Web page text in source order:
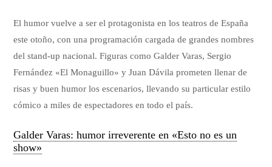
El humor vuelve a ser el protagonista en los teatros de España
este otoño, con una programación cargada de grandes nombres
del stand-up nacional. Figuras como Galder Varas, Sergio
Fernández «El Monaguillo» y Juan Dávila prometen llenar de
risas y buen humor los escenarios, llevando su particular estilo
cómico a miles de espectadores en todo el país.
Galder Varas: humor irreverente en «Esto no es un
show»